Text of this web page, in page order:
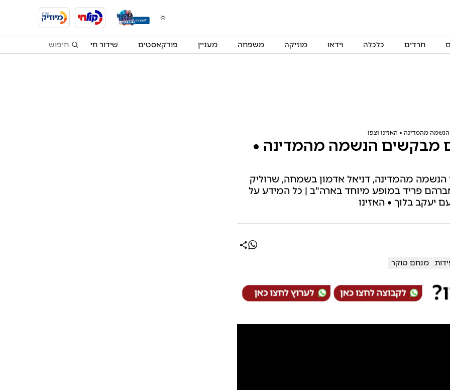
חרדים כלכלה וידאו מוזיקה משפחה מעניין פודקאסטים שידור חי
מהמדינה • האזינו וצפו
מבקשים הנשמה מהמדינה •
מהמדינה, דניאל אדמון בשמחה, שרוליק
פריד במופע מיוחד בארה"ב | כל המידע על
יעקב בלוך • האזינו
מנחם טוקר